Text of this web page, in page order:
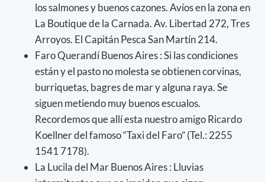
los salmones y buenos cazones. Avíos en la zona en
La Boutique de la Carnada. Av. Libertad 272, Tres
Arroyos. El Capitán Pesca San Martín 214.
Faro Querandí Buenos Aires : Si las condiciones
están y el pasto no molesta se obtienen corvinas,
burriquetas, bagres de mar y alguna raya. Se
siguen metiendo muy buenos escualos.
Recordemos que allí esta nuestro amigo Ricardo
Koellner del famoso “Taxi del Faro” (Tel.: 2255
1541 7178).
La Lucila del Mar Buenos Aires : Lluvias